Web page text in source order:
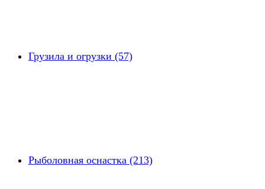
Грузила и огрузки (57)
Рыболовная оснастка (213)